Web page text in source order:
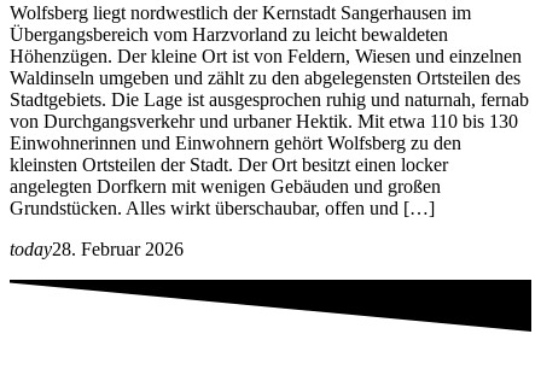
Wolfsberg liegt nordwestlich der Kernstadt Sangerhausen im
Übergangsbereich vom Harzvorland zu leicht bewaldeten
Höhenzügen. Der kleine Ort ist von Feldern, Wiesen und einzelnen
Waldinseln umgeben und zählt zu den abgelegensten Ortsteilen des
Stadtgebiets. Die Lage ist ausgesprochen ruhig und naturnah, fernab
von Durchgangsverkehr und urbaner Hektik. Mit etwa 110 bis 130
Einwohnerinnen und Einwohnern gehört Wolfsberg zu den
kleinsten Ortsteilen der Stadt. Der Ort besitzt einen locker
angelegten Dorfkern mit wenigen Gebäuden und großen
Grundstücken. Alles wirkt überschaubar, offen und […]
today28. Februar 2026